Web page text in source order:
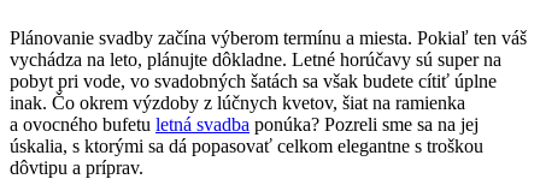
Plánovanie svadby začína výberom termínu a miesta. Pokiaľ ten váš
vychádza na leto, plánujte dôkladne. Letné horúčavy sú super na
pobyt pri vode, vo svadobných šatách sa však budete cítiť úplne
inak. Čo okrem výzdoby z lúčnych kvetov, šiat na ramienka
a ovocného bufetu letná svadba ponúka? Pozreli sme sa na jej
úskalia, s ktorými sa dá popasovať celkom elegantne s troškou
dôvtipu a príprav.